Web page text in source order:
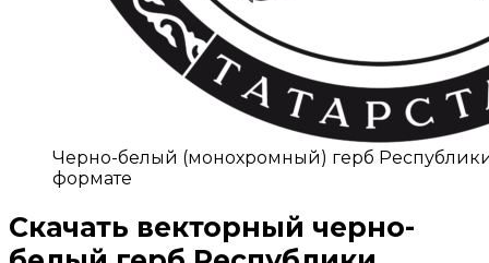
Черно-белый (монохромный) герб Республики
формате
Скачать векторный черно-